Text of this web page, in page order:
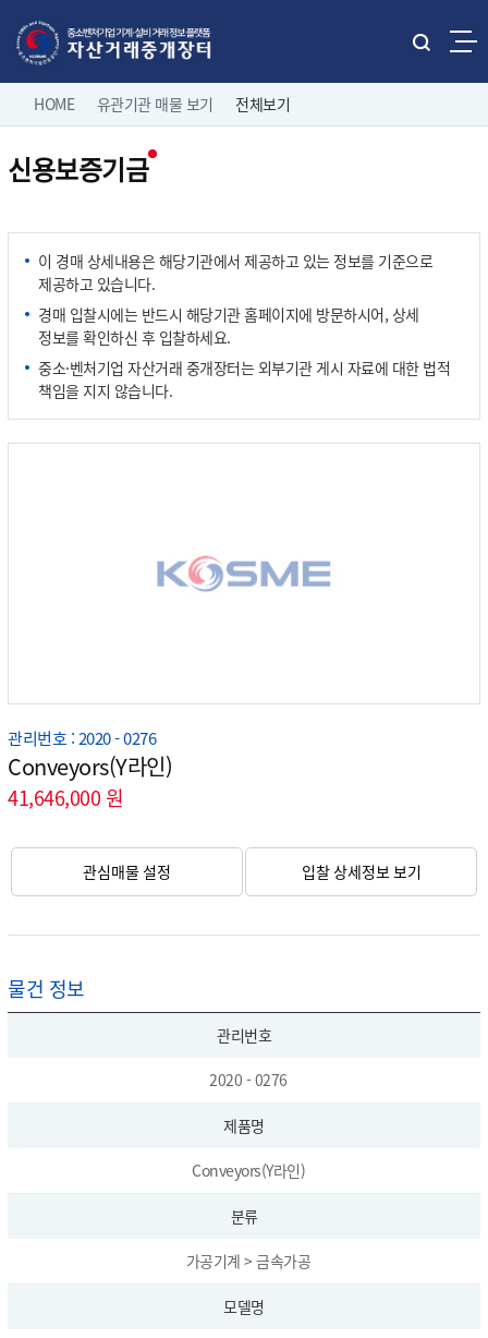
통
비
게
션
HOME 유관기관 매물 보기 전체보기
신용보증기금
이 경매 상세내용은 해당기관에서 제공하고 있는 정보를 기준으로
제공하고 있습니다.
경매 입찰시에는 반드시 해당기관 홈페이지에 방문하시어, 상세
정보를 확인하신 후 입찰하세요.
중소·벤처기업 자산거래 중개장터는 외부기관 게시 자료에 대한 법적
책임을 지지 않습니다.
관리번호 : 2020 - 0276
Conveyors(Y라인)
41,646,000 원
관심매물 설정 입찰 상세정보 보기
물건 정보
관리번호
2020 - 0276
제품명
Conveyors(Y라인)
분류
가공기계 > 금속가공
모델명
홈으로 로그인
직거래 매물보기
제조/유통업체 매물
삽니다
유관기관 매물보기
나의 거래정보
고객마당